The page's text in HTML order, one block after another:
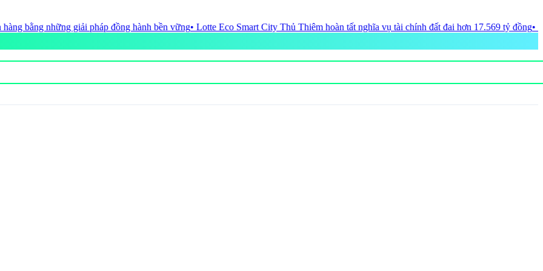
vững• Lotte Eco Smart City Thủ Thiêm hoàn tất nghĩa vụ tài chính đất đai hơn 17.569 tỷ đồng• Xu hướng "lifestyle destination" mở ra